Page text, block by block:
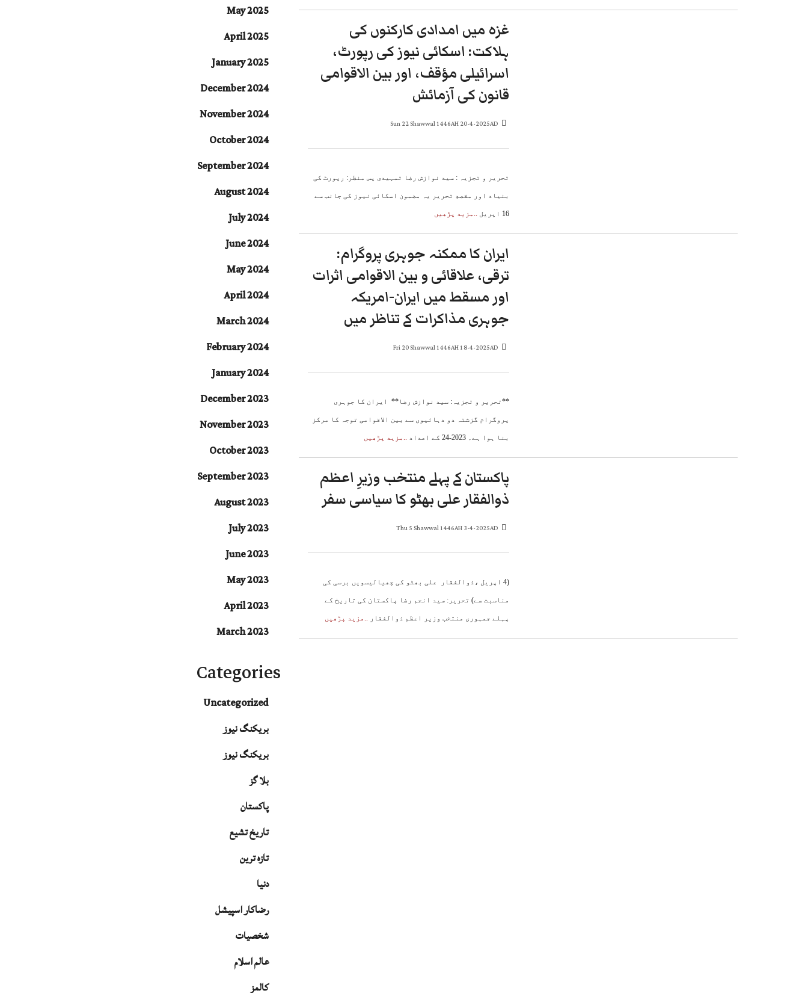
May 2025
April 2025
January 2025
December 2024
November 2024
October 2024
September 2024
August 2024
July 2024
June 2024
May 2024
April 2024
March 2024
February 2024
January 2024
December 2023
November 2023
October 2023
September 2023
August 2023
July 2023
June 2023
May 2023
April 2023
March 2023
Categories
Uncategorized
بریکنگ نیوز
بریکنگ نیوز
بلا گز
پاکستان
تاریخ تشیع
تازہ ترین
دنیا
رضاکار اسپیشل
شخصیات
عالم اسلام
کالمز
غزہ میں امدادی کارکنوں کی
ہلاکت: اسکائی نیوز کی رپورٹ،
اسرائیلی مؤقف، اور بین الاقوامی
قانون کی آزمائش
Sun 22 Shawwal 1446AH 20-4-2025AD
تحریر و تجزیہ : سید نوازش رضا تمہیدی پس منظر: رپورٹ کی
بنیاد اور مقصدِ تحریر یہ مضمون اسکائی نیوز کی جانب سے
16 اپریل ..مزید پڑھیں
ایران کا ممکنہ جوہری پروگرام:
ترقی، علاقائی و بین الاقوامی اثرات
اور مسقط میں ایران-امریکہ
جوہری مذاکرات کے تناظر میں
Fri 20 Shawwal 1446AH 18-4-2025AD
**تحریر و تجزیہ: سید نوازش رضا** ایران کا جوہری
پروگرام گزشتہ دو دہائیوں سے بین الاقوامی توجہ کا مرکز
بنا ہوا ہے۔ 2023-24 کے اعداد ..مزید پڑھیں
پاکستان کے پہلے منتخب وزیرِ اعظم
ذوالفقار علی بھٹو کا سیاسی سفر
Thu 5 Shawwal 1446AH 3-4-2025AD
(4 اپریل ،ذوالفقار علی بھٹو کی چھیالیسویں برسی کی
مناسبت سے) تحریر: سید انجم رضا پاکستان کی تاریخ کے
پہلے جمہوری منتخب وزیر اعظم ذوالفقار ..مزید پڑھیں